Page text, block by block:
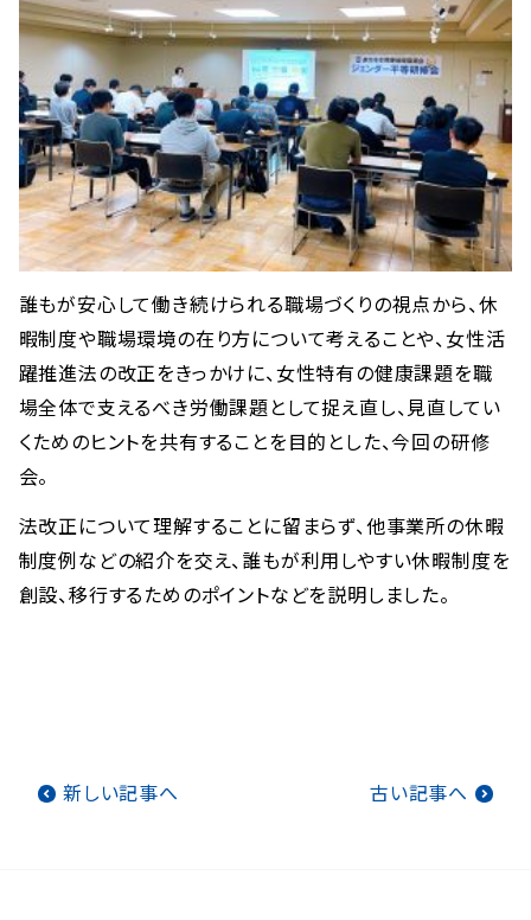
誰もが安心して働き続けられる職場づくりの視点から、休
暇制度や職場環境の在り方について考えることや、女性活
躍推進法の改正をきっかけに、女性特有の健康課題を職
場全体で支えるべき労働課題として捉え直し、見直してい
くためのヒントを共有することを目的とした、今回の研修
会。
法改正について理解することに留まらず、他事業所の休暇
制度例などの紹介を交え、誰もが利用しやすい休暇制度を
創設、移行するためのポイントなどを説明しました。
新しい記事へ 古い記事へ